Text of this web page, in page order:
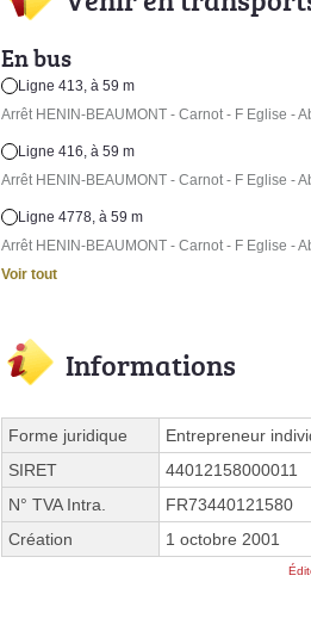
En bus
Ligne 413, à 59 m
Arrêt HENIN-BEAUMONT - Carnot - F Eglise -
Ligne 416, à 59 m
Arrêt HENIN-BEAUMONT - Carnot - F Eglise -
Ligne 4778, à 59 m
Arrêt HENIN-BEAUMONT - Carnot - F Eglise -
Voir tout
Informations
Forme juridique
Entrepreneur
SIRET
44012158000011
N° TVA Intra.
FR73440121580
Création
1 octobre 2001